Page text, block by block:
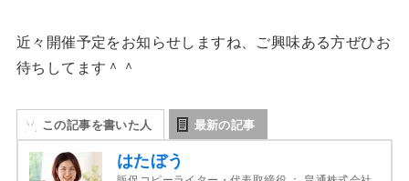
近々開催予定をお知らせしますね、ご興味ある方ぜひお
待ちしてます＾＾
この記事を書いた人 最新の記事
はたぼう